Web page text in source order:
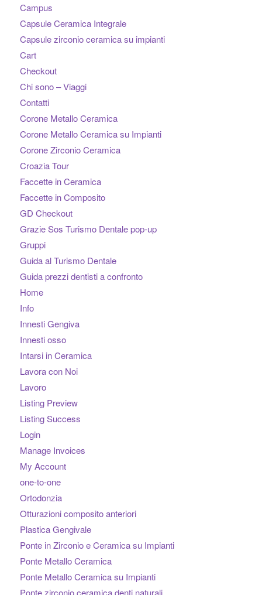
Campus
Capsule Ceramica Integrale
Capsule zirconio ceramica su impianti
Cart
Checkout
Chi sono – Viaggi
Contatti
Corone Metallo Ceramica
Corone Metallo Ceramica su Impianti
Corone Zirconio Ceramica
Croazia Tour
Faccette in Ceramica
Faccette in Composito
GD Checkout
Grazie Sos Turismo Dentale pop-up
Gruppi
Guida al Turismo Dentale
Guida prezzi dentisti a confronto
Home
Info
Innesti Gengiva
Innesti osso
Intarsi in Ceramica
Lavora con Noi
Lavoro
Listing Preview
Listing Success
Login
Manage Invoices
My Account
one-to-one
Ortodonzia
Otturazioni composito anteriori
Plastica Gengivale
Ponte in Zirconio e Ceramica su Impianti
Ponte Metallo Ceramica
Ponte Metallo Ceramica su Impianti